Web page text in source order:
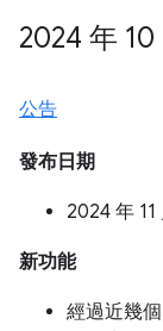
2024 年 10
公告
發布日期
2024 年 11
新功能
經過近幾